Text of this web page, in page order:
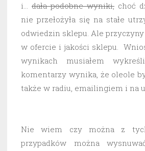
i… dała podobne wyniki, choć
nie przełożyła się na stałe
odwiedzin sklepu. Ale
w ofercie i jakości sklepu.
wynikach musiałem
komentarzy wynika, że oleole
także w radiu, emailingiem i na
Nie wiem czy można z
przypadków można